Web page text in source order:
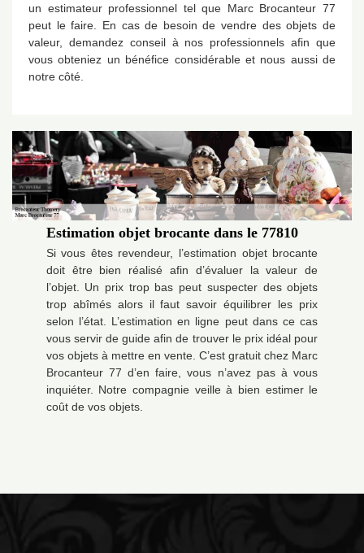
un estimateur professionnel tel que Marc Brocanteur 77
peut le faire. En cas de besoin de vendre des objets de
valeur, demandez conseil à nos professionnels afin que
vous obteniez un bénéfice considérable et nous aussi de
notre côté.
Estimation objet brocante dans le 77810
Si vous êtes revendeur, l’estimation objet brocante
doit être bien réalisé afin d’évaluer la valeur de
l’objet. Un prix trop bas peut suspecter des objets
trop abîmés alors il faut savoir équilibrer les prix
selon l’état. L’estimation en ligne peut dans ce cas
vous servir de guide afin de trouver le prix idéal pour
vos objets à mettre en vente. C’est gratuit chez Marc
Brocanteur 77 d’en faire, vous n’avez pas à vous
inquiéter. Notre compagnie veille à bien estimer le
coût de vos objets.